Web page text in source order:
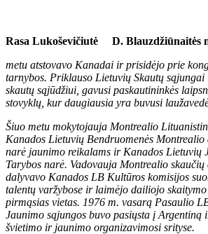
Rasa Lukoševičiutė D. Blauzdžiūnaitės
metu atstovavo Kanadai ir prisidėjo prie
tarnybos. Priklauso Lietuvių Skautų
skautų sąjūdžiui, gavusi paskautininkės
stovyklų, kur daugiausia yra buvusi
Šiuo metu mokytojauja Montrealio
Kanados Lietuvių Bendruomenės Montrealio
narė jaunimo reikalams ir Kanados Lietuvių
Tarybos narė. Vadovauja Montrealio
dalyvavo Kanados LB Kultūros komisijos
talentų varžybose ir laimėjo dailiojo
pirmąsias vietas. 1976 m. vasarą Pasaulio
Jaunimo sąjungos buvo pasiųsta į
švietimo ir jaunimo organizavimosi srityse.